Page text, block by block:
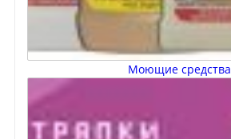
Моющие средства